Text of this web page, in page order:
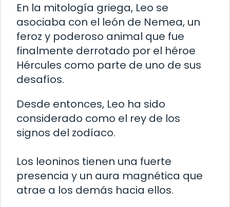
En la mitología griega, Leo se
asociaba con el león de Nemea, un
feroz y poderoso animal que fue
finalmente derrotado por el héroe
Hércules como parte de uno de sus
desafíos.
Desde entonces, Leo ha sido
considerado como el rey de los
signos del zodíaco.
Los leoninos tienen una fuerte
presencia y un aura magnética que
atrae a los demás hacia ellos.